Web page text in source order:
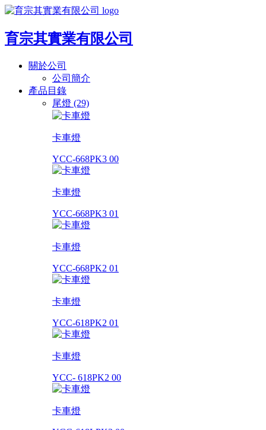
育宗其實業有限公司
關於公司
公司簡介
產品目錄
尾燈 (29)
卡車燈
YCC-668PK3 00
卡車燈
YCC-668PK3 01
卡車燈
YCC-668PK2 01
卡車燈
YCC-618PK2 01
卡車燈
YCC- 618PK2 00
卡車燈